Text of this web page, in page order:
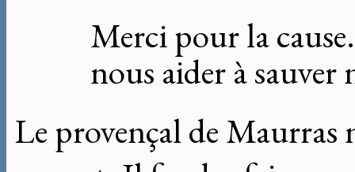
Merci pour la
nous aider à sauver
Le provençal de Maurras